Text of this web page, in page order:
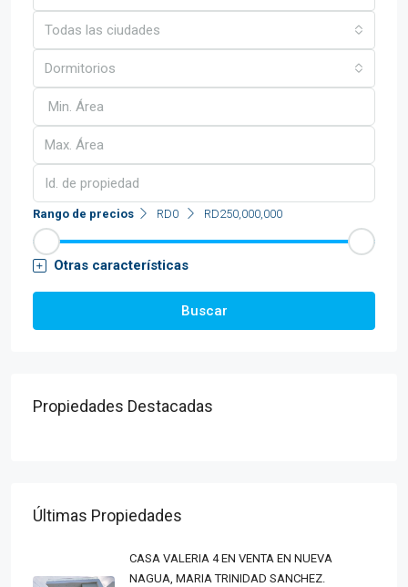
Todas las ciudades
Dormitorios
Rango de precios RD0 RD250,000,000
Otras características
Buscar
Propiedades Destacadas
Últimas Propiedades
CASA VALERIA 4 EN VENTA EN NUEVA
NAGUA, MARIA TRINIDAD SANCHEZ.